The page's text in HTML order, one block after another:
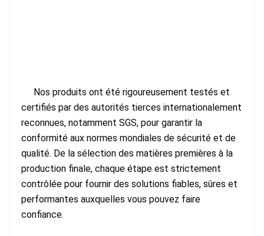
Nos produits ont été rigoureusement testés et
certifiés par des autorités tierces internationalement
reconnues, notamment SGS, pour garantir la
conformité aux normes mondiales de sécurité et de
qualité. De la sélection des matières premières à la
production finale, chaque étape est strictement
contrôlée pour fournir des solutions fiables, sûres et
performantes auxquelles vous pouvez faire
confiance.